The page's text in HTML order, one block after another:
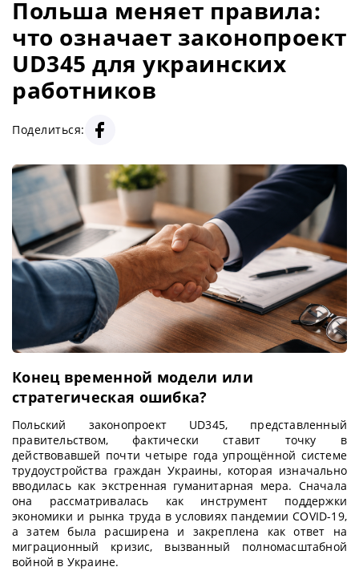
Польша меняет правила:
что означает законопроект
UD345 для украинских
работников
Поделиться:
Конец временной модели или
стратегическая ошибка?
Польский законопроект UD345, представленный
правительством, фактически ставит точку в
действовавшей почти четыре года упрощённой системе
трудоустройства граждан Украины, которая изначально
вводилась как экстренная гуманитарная мера. Сначала
она рассматривалась как инструмент поддержки
экономики и рынка труда в условиях пандемии COVID-19,
а затем была расширена и закреплена как ответ на
миграционный кризис, вызванный полномасштабной
войной в Украине.